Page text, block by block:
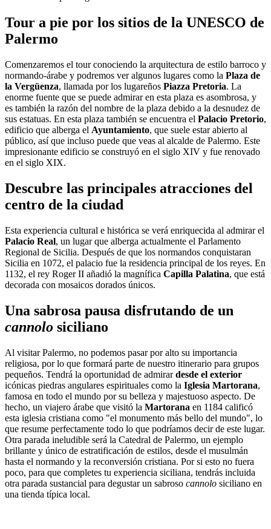
Tour a pie por los sitios de la UNESCO de
Palermo
Comenzaremos el tour conociendo la arquitectura de estilo barroco y
normando-árabe y podremos ver algunos lugares como la Plaza de
la Vergüenza, llamada por los lugareños Piazza Pretoria. La
enorme fuente que se puede admirar en esta plaza es asombrosa, y
es también la razón del nombre de la plaza debido a la desnudez de
sus estatuas. En esta plaza también se encuentra el Palacio Pretorio,
edificio que alberga el Ayuntamiento, que suele estar abierto al
público, así que incluso puede que veas al alcalde de Palermo. Este
impresionante edificio se construyó en el siglo XIV y fue renovado
en el siglo XIX.
Descubre las principales atracciones del
centro de la ciudad
Esta experiencia cultural e histórica se verá enriquecida al admirar el
Palacio Real, un lugar que alberga actualmente el Parlamento
Regional de Sicilia. Después de que los normandos conquistaran
Sicilia en 1072, el palacio fue la residencia principal de los reyes. En
1132, el rey Roger II añadió la magnífica Capilla Palatina, que está
decorada con mosaicos dorados únicos.
Una sabrosa pausa disfrutando de un
cannolo siciliano
Al visitar Palermo, no podemos pasar por alto su importancia
religiosa, por lo que formará parte de nuestro itinerario para grupos
pequeños. Tendrá la oportunidad de admirardesde el exterior
icónicas piedras angulares espirituales como la Iglesia Martorana,
famosa en todo el mundo por su belleza y majestuoso aspecto. De
hecho, un viajero árabe que visitó la Martorana en 1184 calificó
esta iglesia cristiana como "el monumento más bello del mundo", lo
que resume perfectamente todo lo que podríamos decir de este lugar.
Otra parada ineludible será la Catedral de Palermo, un ejemplo
brillante y único de estratificación de estilos, desde el musulmán
hasta el normando y la reconversión cristiana. Por si esto no fuera
poco, para que completes tu experiencia siciliana, tendrás incluida
otra parada sustancial para degustar un sabroso cannolo siciliano en
una tienda típica local.